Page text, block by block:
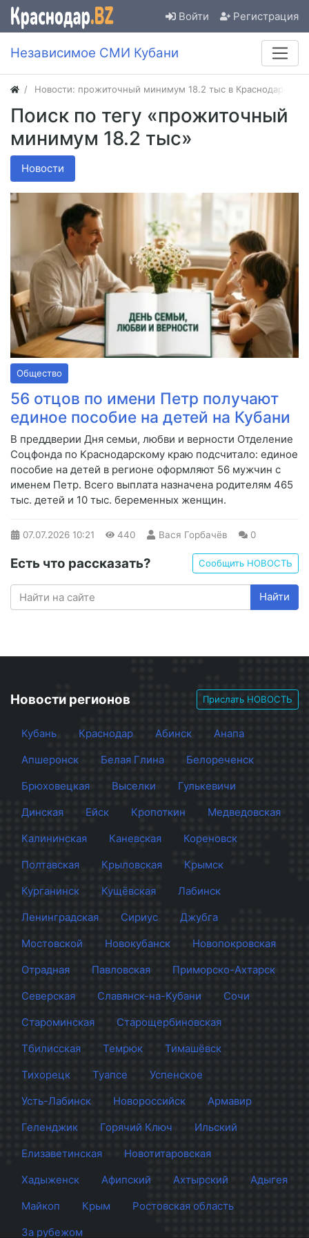
Войти Регистрация
Независимое СМИ Кубани
Новости: прожиточный минимум 18.2 тыс в Краснодаре
Поиск по тегу «прожиточный
минимум 18.2 тыс»
Новости
Общество
56 отцов по имени Петр получают
единое пособие на детей на Кубани
В преддверии Дня семьи, любви и верности Отделение
Соцфонда по Краснодарскому краю подсчитало: единое
пособие на детей в регионе оформляют 56 мужчин с
именем Петр. Всего выплата назначена родителям 465
тыс. детей и 10 тыс. беременных женщин.
07.07.2026 10:21 440 Вася Горбачёв 0
Есть что рассказать? Сообщить НОВОСТЬ
Найти
Новости регионов Прислать НОВОСТЬ
Кубань Краснодар Абинск
Анапа
Апшеронск
Белая Глина
Белореченск
Брюховецкая
Выселки
Гулькевичи
Динская
Ейск Кропоткин
Медведовская
Калининская
Каневская
Кореновск
Полтавская
Крыловская
Крымск
Курганинск
Кущёвская
Лабинск
Ленинградская
Сириус
Джубга
Мостовской
Новокубанск
Новопокровская
Отрадная
Павловская
Приморско-Ахтарск
Северская
Славянск-на-Кубани
Сочи
Староминская
Старощербиновская
Тбилисская
Темрюк
Тимашёвск
Тихорецк
Туапсе
Успенское
Усть-Лабинск
Новороссийск
Армавир
Геленджик
Горячий Ключ
Ильский
Елизаветинская
Новотитаровская
Хадыженск
Афипский Ахтырский
Адыгея
Майкоп
Крым
Ростовская область
За рубежом